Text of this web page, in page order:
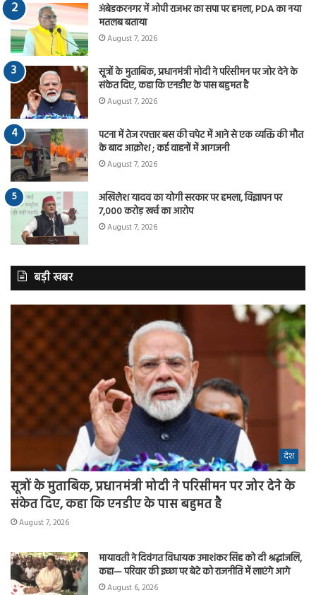
अंबेडकरनगर में ओपी राजभर का सपा पर हमला, PDA का नया
मतलब बताया
August 7, 2026
सूत्रों के मुताबिक, प्रधानमंत्री मोदी ने परिसीमन पर जोर देने के
संकेत दिए, कहा कि एनडीए के पास बहुमत है
August 7, 2026
पटना में तेज रफ्तार बस की चपेट में आने से एक व्यक्ति की मौत
के बाद आक्रोश ; कई वाहनों में आगजनी
August 7, 2026
अखिलेश यादव का योगी सरकार पर हमला, विज्ञापन पर
7,000 करोड़ खर्च का आरोप
August 7, 2026
बड़ी खबर
देश
सूत्रों के मुताबिक, प्रधानमंत्री मोदी ने परिसीमन पर जोर देने के
संकेत दिए, कहा कि एनडीए के पास बहुमत है
August 7, 2026
मायावती ने दिवंगत विधायक उमाशंकर सिंह को दी श्रद्धांजलि,
कहा— परिवार की इच्छा पर बेटे को राजनीति में लाएंगे आगे
August 6, 2026